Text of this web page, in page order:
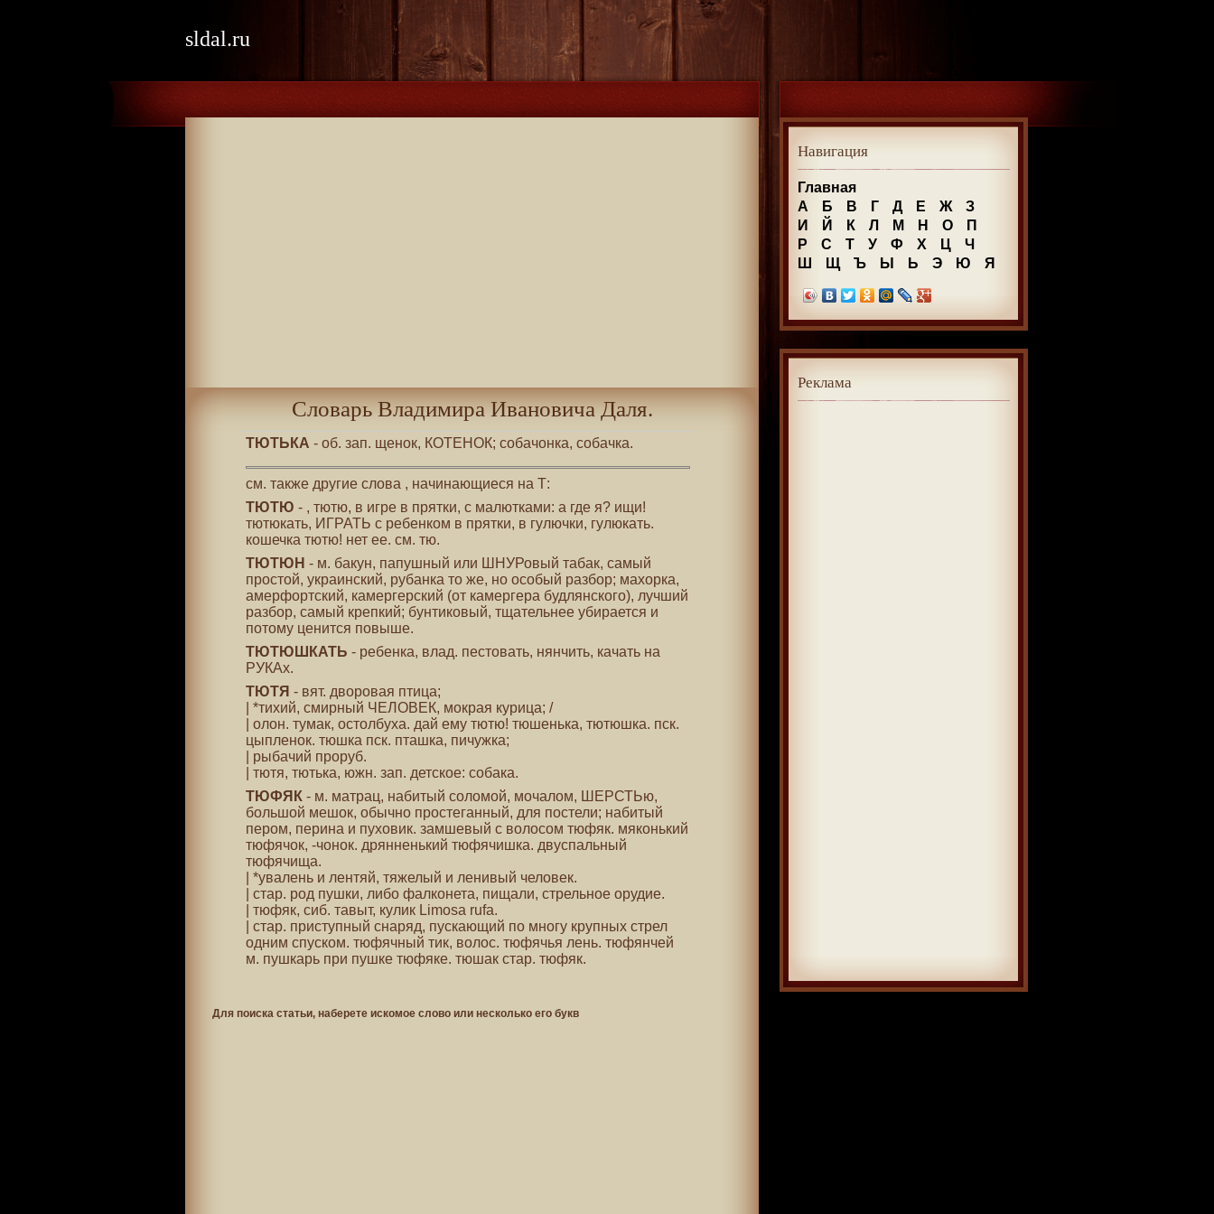
sldal.ru
Словарь Владимира Ивановича Даля.
ТЮТЬКА - об. зап. щенок, КОТЕНОК; собачонка, собачка.
см. также другие слова , начинающиеся на Т:
ТЮТЮ - , тютю, в игре в прятки, с малютками: а где я? ищи!
тютюкать, ИГРАТЬ с ребенком в прятки, в гулючки, гулюкать.
кошечка тютю! нет ее. см. тю.
ТЮТЮН - м. бакун, папушный или ШНУРовый табак, самый
простой, украинский, рубанка то же, но особый разбор; махорка,
амерфортский, камергерский (от камергера будлянского), лучший
разбор, самый крепкий; бунтиковый, тщательнее убирается и
потому ценится повыше.
ТЮТЮШКАТЬ - ребенка, влад. пестовать, нянчить, качать на
РУКАх.
ТЮТЯ - вят. дворовая птица;
| *тихий, смирный ЧЕЛОВЕК, мокрая курица; /
| олон. тумак, остолбуха. дай ему тютю! тюшенька, тютюшка. пск.
цыпленок. тюшка пск. пташка, пичужка;
| рыбачий проруб.
| тютя, тютька, южн. зап. детское: собака.
ТЮФЯК - м. матрац, набитый соломой, мочалом, ШЕРСТЬю,
большой мешок, обычно простеганный, для постели; набитый
пером, перина и пуховик. замшевый с волосом тюфяк. мяконький
тюфячок, -чонок. дрянненький тюфячишка. двуспальный
тюфячища.
| *увалень и лентяй, тяжелый и ленивый человек.
| стар. род пушки, либо фалконета, пищали, стрельное орудие.
| тюфяк, сиб. тавыт, кулик Limosa rufa.
| стар. приступный снаряд, пускающий по многу крупных стрел
одним спуском. тюфячный тик, волос. тюфячья лень. тюфянчей
м. пушкарь при пушке тюфяке. тюшак стар. тюфяк.
Для поиска статьи, наберете искомое слово или несколько его букв
Навигация
Главная
А
Б В Г Д Е Ж
З
И
Й К Л М Н О
П
Р
С Т У Ф Х Ц
Ч
Ш
Щ Ъ Ы Ь Э Ю Я
Реклама